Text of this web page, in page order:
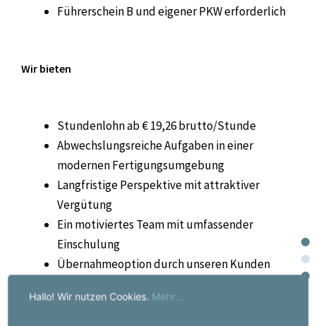
Führerschein B und eigener PKW erforderlich
Wir bieten
Stundenlohn ab € 19,26 brutto/Stunde
Abwechslungsreiche Aufgaben in einer
modernen Fertigungsumgebung
Langfristige Perspektive mit attraktiver
Vergütung
Ein motiviertes Team mit umfassender
Einschulung
Übernahmeoption durch unseren Kunden
Hallo! Wir nutzen Cookies. Mehr...